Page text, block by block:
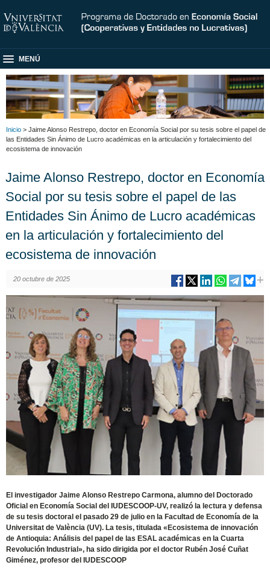
MENÚ
Inicio > Jaime Alonso Restrepo, doctor en Economía Social por su tesis sobre el papel de
las Entidades Sin Ánimo de Lucro académicas en la articulación y fortalecimiento del
ecosistema de innovación
Jaime Alonso Restrepo, doctor en Economía
Social por su tesis sobre el papel de las
Entidades Sin Ánimo de Lucro académicas
en la articulación y fortalecimiento del
ecosistema de innovación
20 octubre de 2025
El investigador Jaime Alonso Restrepo Carmona, alumno del Doctorado
Oficial en Economía Social del IUDESCOOP-UV, realizó la lectura y defensa
de su tesis doctoral el pasado 29 de julio en la Facultad de Economía de la
Universitat de València (UV). La tesis, titulada «Ecosistema de innovación
de Antioquia: Análisis del papel de las ESAL académicas en la Cuarta
Revolución Industrial», ha sido dirigida por el doctor Rubén José Cuñat
Giménez, profesor del IUDESCOOP